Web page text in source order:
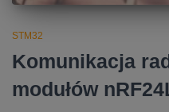
STM32
Komunikacja
modułów